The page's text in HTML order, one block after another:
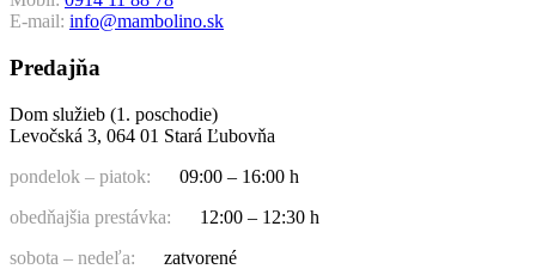
E-mail: info@mambolino.sk
Predajňa
Dom služieb (1. poschodie)
Levočská 3, 064 01 Stará Ľubovňa
pondelok – piatok:
09:00 – 16:00 h
obedňajšia prestávka:
12:00 – 12:30 h
sobota – nedeľa:
zatvorené